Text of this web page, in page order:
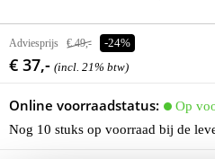
Adviesprijs € 49,- -24%
€ 37,- (incl. 21% btw)
Online voorraadstatus:
Op
Nog 10 stuks op voorraad bij de